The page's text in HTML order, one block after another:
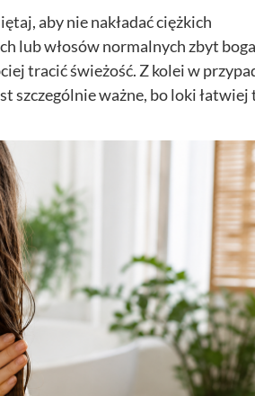
aby nie nakładać ciężkich
lub włosów normalnych zbyt
tracić świeżość. Z kolei w
szczególnie ważne, bo loki łatwiej